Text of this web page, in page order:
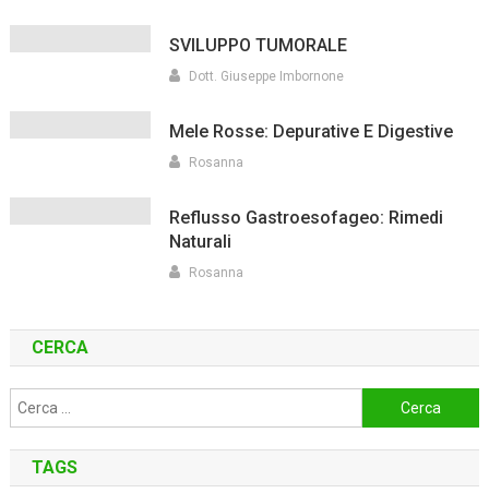
SVILUPPO TUMORALE
Dott. Giuseppe Imbornone
Mele Rosse: Depurative E Digestive
Rosanna
Reflusso Gastroesofageo: Rimedi
Naturali
Rosanna
CERCA
Ricerca
per:
TAGS